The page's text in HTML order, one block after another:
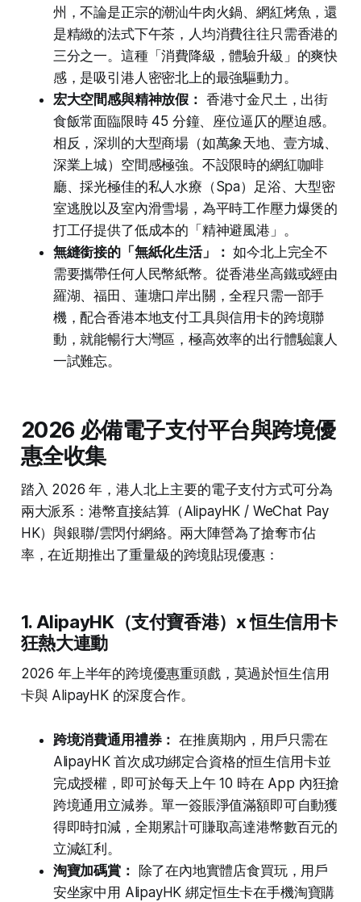
州，不論是正宗的潮汕牛肉火鍋、網紅烤魚，還
是精緻的法式下午茶，人均消費往往只需香港的
三分之一。這種「消費降級，體驗升級」的爽快
感，是吸引港人密密北上的最強驅動力。
宏大空間感與精神放假： 香港寸金尺土，出街
食飯常面臨限時 45 分鐘、座位逼仄的壓迫感。
相反，深圳的大型商場（如萬象天地、壹方城、
深業上城）空間感極強。不設限時的網紅咖啡
廳、採光極佳的私人水療（Spa）足浴、大型密
室逃脫以及室內滑雪場，為平時工作壓力爆煲的
打工仔提供了低成本的「精神避風港」。
無縫銜接的「無紙化生活」： 如今北上完全不
需要攜帶任何人民幣紙幣。從香港坐高鐵或經由
羅湖、福田、蓮塘口岸出關，全程只需一部手
機，配合香港本地支付工具與信用卡的跨境聯
動，就能暢行大灣區，極高效率的出行體驗讓人
一試難忘。
2026 必備電子支付平台與跨境優
惠全收集
踏入 2026 年，港人北上主要的電子支付方式可分為
兩大派系：港幣直接結算（AlipayHK / WeChat Pay
HK）與銀聯/雲閃付網絡。兩大陣營為了搶奪市佔
率，在近期推出了重量級的跨境貼現優惠：
1. AlipayHK（支付寶香港）x 恒生信用卡
狂熱大連動
2026 年上半年的跨境優惠重頭戲，莫過於恒生信用
卡與 AlipayHK 的深度合作。
跨境消費通用禮券： 在推廣期內，用戶只需在
AlipayHK 首次成功綁定合資格的恒生信用卡並
完成授權，即可於每天上午 10 時在 App 內狂搶
跨境通用立減券。單一簽賬淨值滿額即可自動獲
得即時扣減，全期累計可賺取高達港幣數百元的
立減紅利。
淘寶加碼賞：
除了在內地實體店食買玩，用戶
安坐家中用 AlipayHK 綁定恒生卡在手機淘寶購